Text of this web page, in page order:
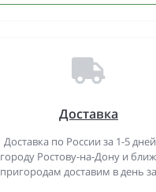
Доставка
Доставка по России за 1-5
городу Ростову-на-Дону и
пригородам доставим в день